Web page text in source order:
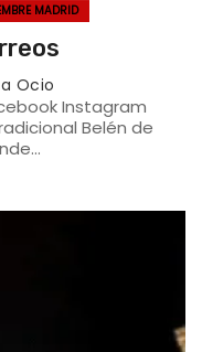
MADRID
Ocio
Instagram
Belén de